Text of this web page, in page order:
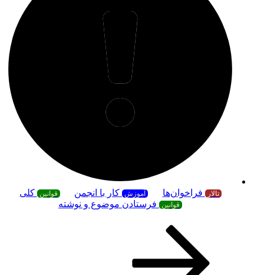
تالار فراخوان‌ها آموزش کار با انجمن قوانین کلی
قوانین فرستادن موضوع و نوشته